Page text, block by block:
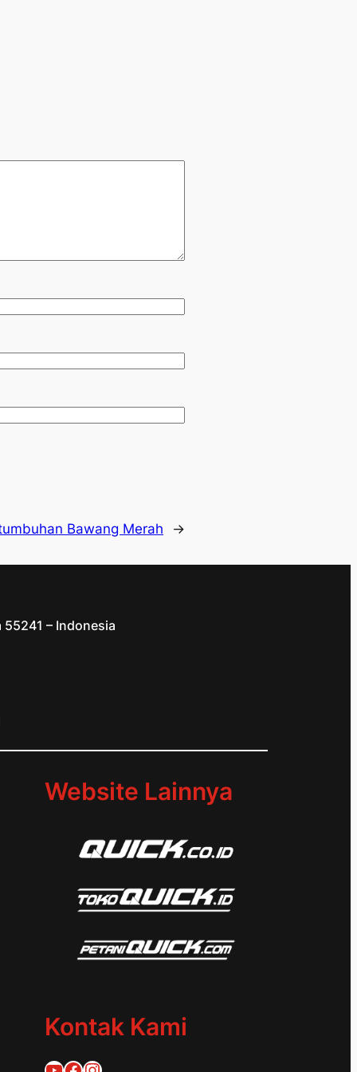
Bawang Merah →
– Indonesia
Website Lainnya
Kontak Kami